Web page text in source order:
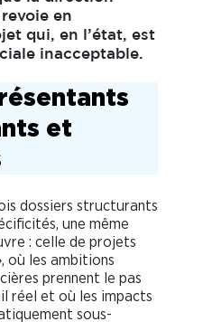
en
qui, en l’état, est
inacceptable.
et
dossiers structurants
une même
: celle de projets
où les ambitions
prennent le pas
réel et où les impacts
sous-